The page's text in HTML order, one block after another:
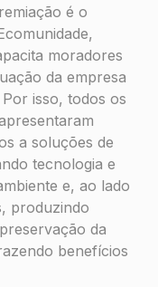
é o
moradores
da empresa
isso, todos os
a soluções de
tecnologia e
e, ao lado
produzindo
da
benefícios